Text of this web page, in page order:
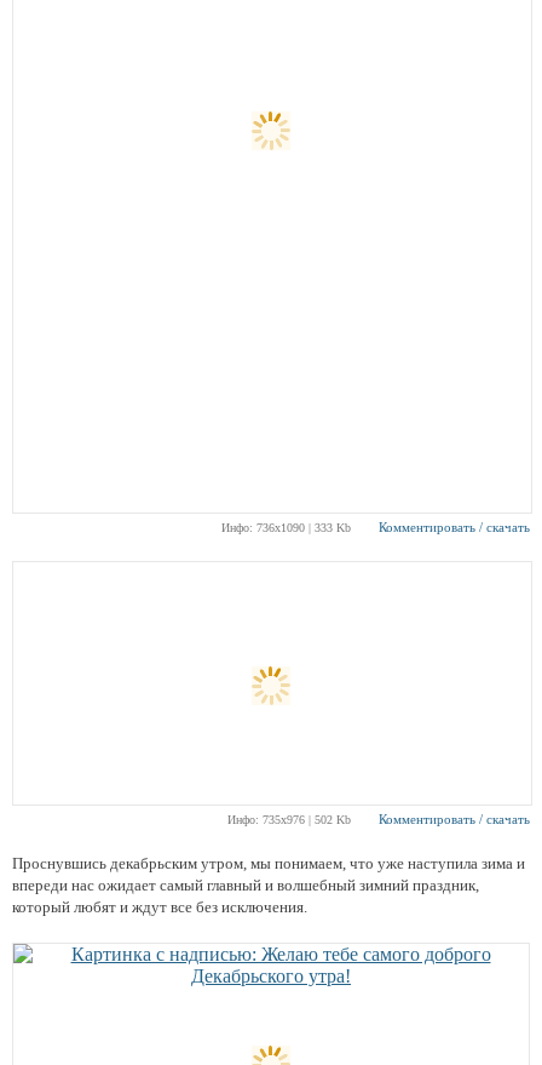
Инфо: 736х1090 | 333 Kb Комментировать / скачать
Инфо: 735х976 | 502 Kb Комментировать / скачать
Проснувшись декабрьским утром, мы понимаем, что уже наступила зима и
впереди нас ожидает самый главный и волшебный зимний праздник,
который любят и ждут все без исключения.